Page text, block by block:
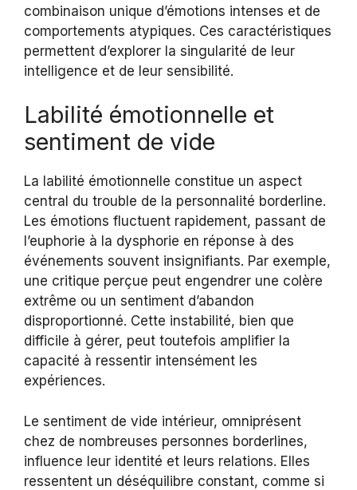
combinaison unique d’émotions intenses et de
comportements atypiques. Ces caractéristiques
permettent d’explorer la singularité de leur
intelligence et de leur sensibilité.
Labilité émotionnelle et
sentiment de vide
La labilité émotionnelle constitue un aspect
central du trouble de la personnalité borderline.
Les émotions fluctuent rapidement, passant de
l’euphorie à la dysphorie en réponse à des
événements souvent insignifiants. Par exemple,
une critique perçue peut engendrer une colère
extrême ou un sentiment d’abandon
disproportionné. Cette instabilité, bien que
difficile à gérer, peut toutefois amplifier la
capacité à ressentir intensément les
expériences.
Le sentiment de vide intérieur, omniprésent
chez de nombreuses personnes borderlines,
influence leur identité et leurs relations. Elles
ressentent un déséquilibre constant, comme si